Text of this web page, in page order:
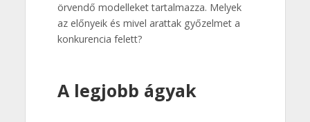
örvendő modelleket tartalmazza. Melyek
az előnyeik és mivel arattak győzelmet a
konkurencia felett?
A legjobb ágyak